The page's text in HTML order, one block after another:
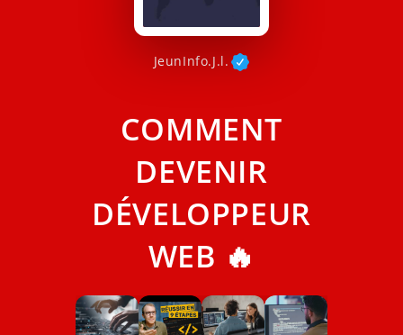
JeunInfo.J.l.
COMMENT
DEVENIR
DÉVELOPPEUR
WEB 🔥